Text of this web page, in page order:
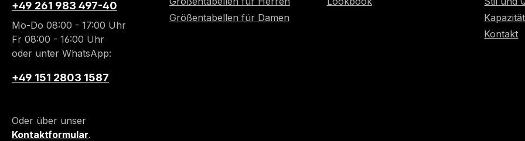
+49 261 983 497-40
Mo-Do 08:00 - 17:00 Uhr
Fr 08:00 - 16:00 Uhr
oder unter WhatsApp:
+49 151 2803 1587
Oder über unser
Kontaktformular.
Größentabellen für Damen
Kapazität
Kontakt